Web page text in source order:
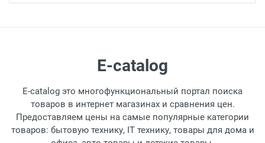
подходит, после чего оформить заказ уже на
сайте магазина.
Помимо прочего, E-catalogимеет инструменты
для отслеживания динамики изменения цены
на мониторы. Вы имеете возможность
посмотреть, динамику цен, дождавшись
E-catalog
E-catalog это многофункциональный портал поиска
товаров в интернет магазинах и сравнения цен.
Предоставляем цены на самые популярные категории
товаров: бытовую технику, IT технику, товары для дома и